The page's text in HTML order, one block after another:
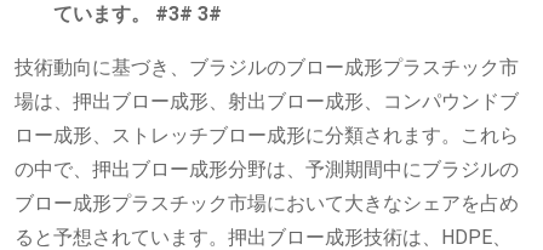
ています。 #3# 3#
技術動向に基づき、ブラジルのブロー成形プラスチック市
場は、押出ブロー成形、射出ブロー成形、コンパウンドブ
ロー成形、ストレッチブロー成形に分類されます。これら
の中で、押出ブロー成形分野は、予測期間中にブラジルの
ブロー成形プラスチック市場において大きなシェアを占め
ると予想されています。押出ブロー成形技術は、HDPE、